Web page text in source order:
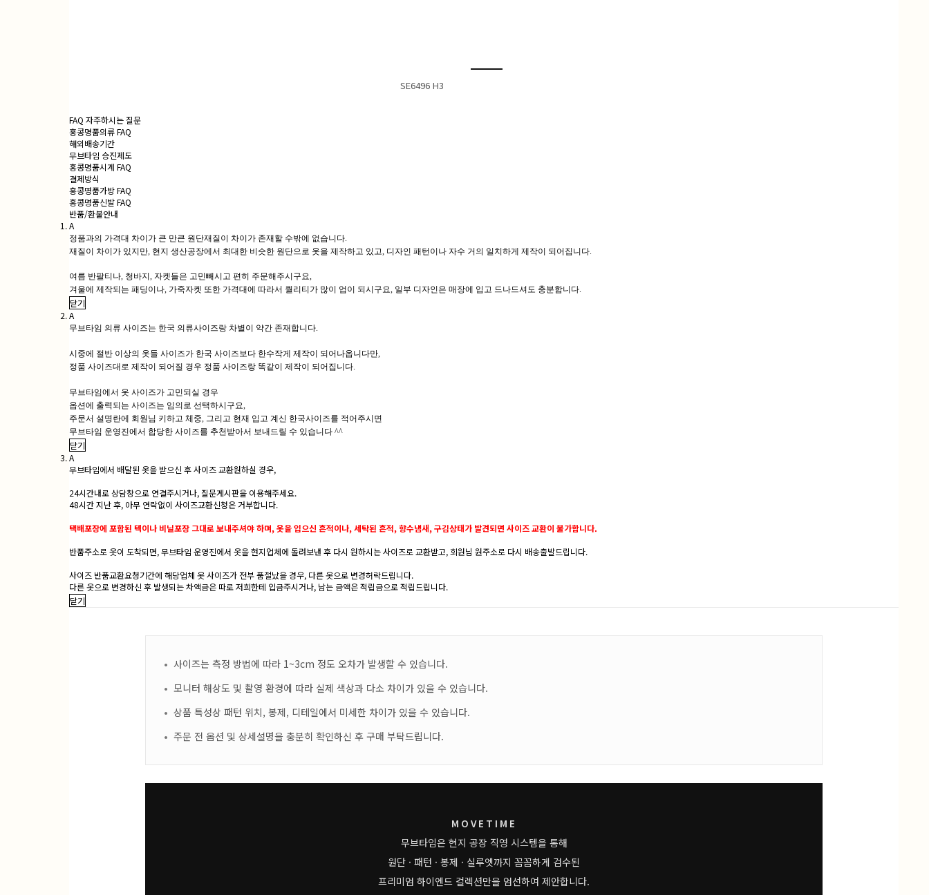
SE6496 H3
FAQ 자주하시는 질문
홍콩명품의류 FAQ
해외배송기간
무브타임 승진제도
홍콩명품시계 FAQ
결제방식
홍콩명품가방 FAQ
홍콩명품신발 FAQ
반품/환불안내
A
정품과의 가격대 차이가 큰 만큰 원단재질이 차이가 존재할 수밖에 없습니다.
재질이 차이가 있지만, 현지 생산공장에서 최대한 비슷한 원단으로 옷을 제작하고 있고, 디자인 패턴이나 자수 거의 일치하게 제작이 되어집니다.
여름 반팔티나, 청바지, 자켓들은 고민빼시고 편히 주문해주시구요,
겨울에 제작되는 패딩이나, 가죽자켓 또한 가격대에 따라서 퀄리티가 많이 업이 되시구요, 일부 디자인은 매장에 입고 드나드셔도 충분합니다.
닫기
A
무브타임 의류 사이즈는 한국 의류사이즈랑 차별이 약간 존재합니다.
시중에 절반 이상의 옷들 사이즈가 한국 사이즈보다 한수작게 제작이 되어나옵니다만,
정품 사이즈대로 제작이 되어질 경우 정품 사이즈랑 똑같이 제작이 되어집니다.
무브타임에서 옷 사이즈가 고민되실 경우
옵션에 출력되는 사이즈는 임의로 선택하시구요,
주문서 설명란에 회원님 키하고 체중, 그리고 현재 입고 계신 한국사이즈를 적어주시면
무브타임 운영진에서 합당한 사이즈를 추천받아서 보내드릴 수 있습니다 ^^
닫기
A
무브타임에서 배달된 옷을 받으신 후 사이즈 교환원하실 경우,
24시간내로 상담창으로 연결주시거나, 질문게시판을 이용해주세요.
48시간 지난 후, 아무 연락없이 사이즈교환신청은 거부합니다.
택배포장에 포함된 텍이나 비닐포장 그대로 보내주셔야 하며, 옷을 입으신 흔적이나, 세탁된 흔적, 향수냄새, 구김상태가 발견되면 사이즈 교환이 불가합니다.
반품주소로 옷이 도착되면, 무브타임 운영진에서 옷을 현지업체에 돌려보낸 후 다시 원하시는 사이즈로 교환받고, 회원님 원주소로 다시 배송출발드립니다.
사이즈 반품교환요청기간에 해당업체 옷 사이즈가 전부 품절났을 경우, 다른 옷으로 변경허락드립니다.
다른 옷으로 변경하신 후 발생되는 차액금은 따로 저희한테 입금주시거나, 남는 금액은 적립금으로 적립드립니다.
닫기
사이즈는 측정 방법에 따라 1~3cm 정도 오차가 발생할 수 있습니다.
모니터 해상도 및 촬영 환경에 따라 실제 색상과 다소 차이가 있을 수 있습니다.
상품 특성상 패턴 위치, 봉제, 디테일에서 미세한 차이가 있을 수 있습니다.
주문 전 옵션 및 상세설명을 충분히 확인하신 후 구매 부탁드립니다.
MOVETIME
무브타임은 현지 공장 직영 시스템을 통해
원단 · 패턴 · 봉제 · 실루엣까지 꼼꼼하게 검수된
프리미엄 하이엔드 컬렉션만을 엄선하여 제안합니다.